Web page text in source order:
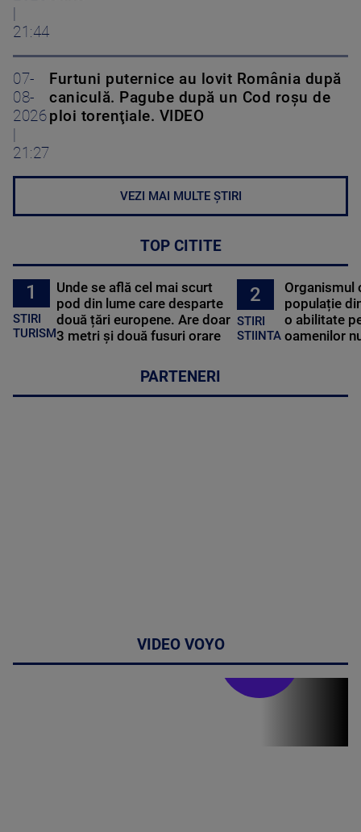
21:44
07-
08-
2026
21:27
Furtuni puternice au lovit România după
caniculă. Pagube după un Cod roşu de
ploi torenţiale. VIDEO
VEZI MAI MULTE ȘTIRI
TOP CITITE
1
STIRI
TURISM
Unde se află cel mai scurt
pod din lume care desparte
două țări europene. Are doar
3 metri și două fusuri orare
2
STIRI
STIINTA
Organismul
populație
o abilitate
oamenilor
PARTENERI
VIDEO VOYO